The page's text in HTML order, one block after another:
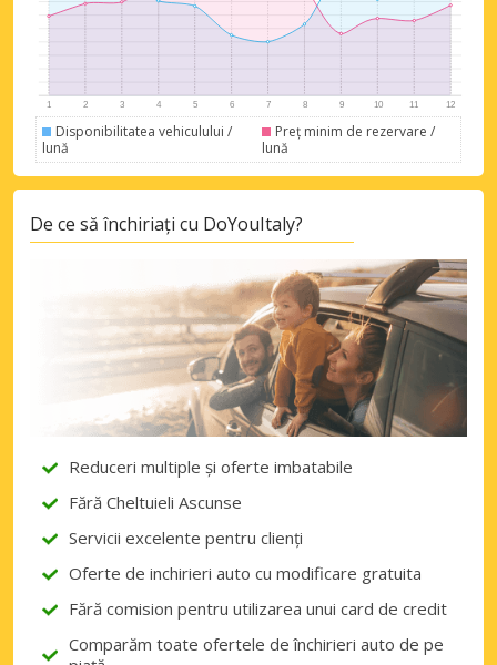
Disponibilitatea vehiculului /
lună
Preț minim de rezervare /
lună
De ce să închiriați cu DoYouItaly?
Reduceri multiple și oferte imbatabile
Fără Cheltuieli Ascunse
Servicii excelente pentru clienți
Oferte de inchirieri auto cu modificare gratuita
Fără comision pentru utilizarea unui card de credit
Comparăm toate ofertele de închirieri auto de pe